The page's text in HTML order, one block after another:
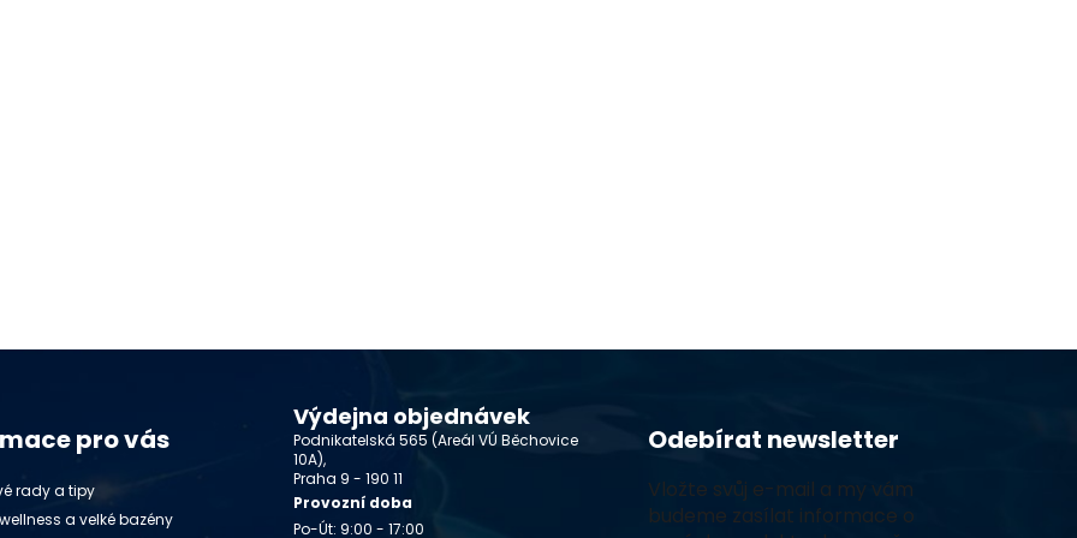
pro vás
rady a tipy
a velké bazény
Výdejna objednávek
Podnikatelská 565 (Areál VÚ Běchovice
10A),
Praha 9 - 190 11
Provozní doba
Po-Út: 9:00 - 17:00
Odebírat newsletter
Vložte svůj e-mail a my vám
budeme zasílat informace o